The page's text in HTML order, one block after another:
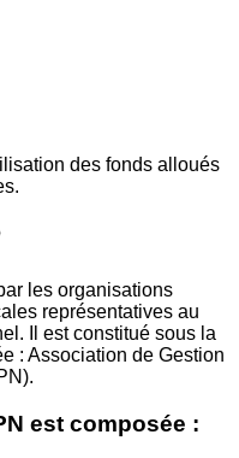
des fonds alloués
les organisations
représentatives au
Il est constitué sous la
: Association de Gestion
est composée :